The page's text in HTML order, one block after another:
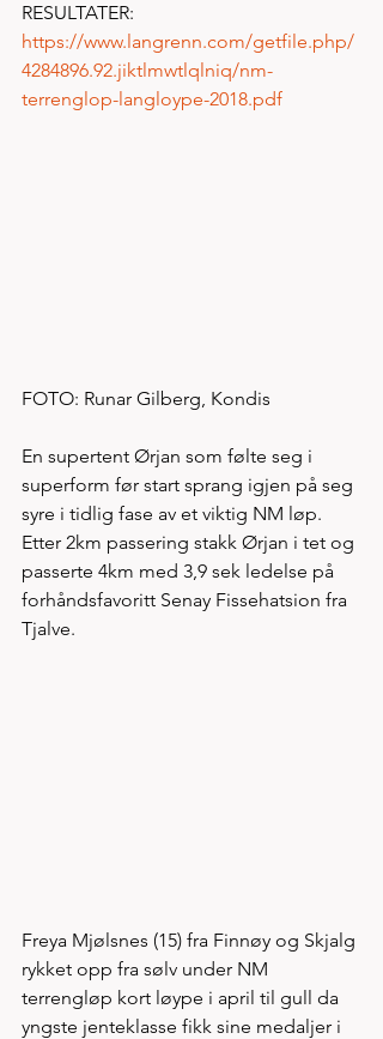
RESULTATER:
https://www.langrenn.com/getfile.php/
4284896.92.jiktlmwtlqlniq/nm-
terrenglop-langloype-2018.pdf
FOTO: Runar Gilberg, Kondis
En supertent Ørjan som følte seg i
superform før start sprang igjen på seg
syre i tidlig fase av et viktig NM løp.
Etter 2km passering stakk Ørjan i tet og
passerte 4km med 3,9 sek ledelse på
forhåndsfavoritt Senay Fissehatsion fra
Tjalve.
Freya Mjølsnes (15) fra Finnøy og Skjalg
rykket opp fra sølv under NM
terrengløp kort løype i april til gull da
yngste jenteklasse fikk sine medaljer i